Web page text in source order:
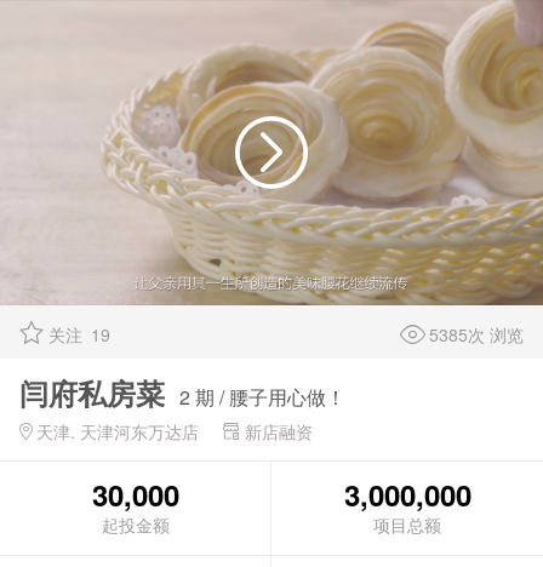
关注 19 5385次 浏览
闫府私房菜 2 期 / 腰子用心做！
天津. 天津河东万达店 新店融资
30,000 3,000,000